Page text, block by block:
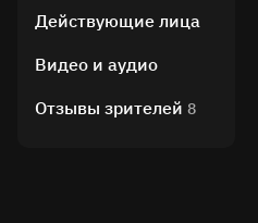
Действующие лица
Видео и аудио
Отзывы зрителей 8